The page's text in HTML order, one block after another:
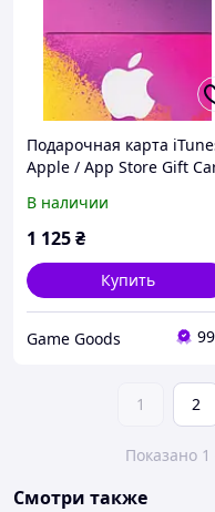
Подарочная карта
Apple / App Store Gift
(TURKEY)
В наличии
1 125₴
Купить
Game Goods
1 2
Показано
Смотри также